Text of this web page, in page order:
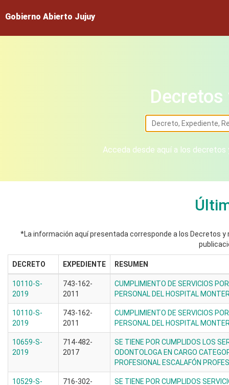
Gobierno Abierto Jujuy
Acceda desde aquí a los
*La información aquí presentada corresponde a los Decretos
DECRETO EXPEDIENTE RESUMEN
10110-S-
2019
743-162-
2011
CUMPLIMIENTO DE SERVICIOS
PERSONAL DEL HOSPITAL
10110-S-
2019
743-162-
2011
CUMPLIMIENTO DE SERVICIOS
PERSONAL DEL HOSPITAL
10659-S-
2019
714-482-
2017
SE TIENE POR CUMPLIDOS LOS
ODONTOLOGA EN CARGO
PROFESIONAL ESCALAFÓN
10529-S-
716-302-
SE TIENE POR CUMPLIDOS